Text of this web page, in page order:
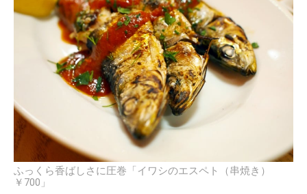
ふっくら香ばしさに圧巻「イワシのエスペト（串焼き）
￥700」